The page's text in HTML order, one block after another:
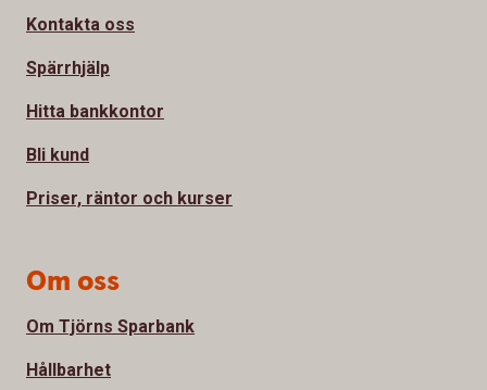
Kontakta oss
Spärrhjälp
Hitta bankkontor
Bli kund
Priser, räntor och kurser
Om oss
Om Tjörns Sparbank
Hållbarhet